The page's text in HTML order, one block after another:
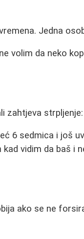
Jedna
volim da neko
zahtjeva strpljenje:
6 sedmica i još
vidim da baš i
ako se ne